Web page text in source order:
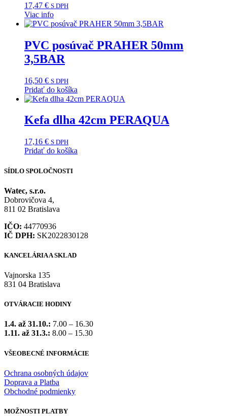
17,47 € S DPH
Viac info
PVC posúvač PRAHER 50mm
3,5BAR
16,50 € S DPH
Pridať do košíka
Kefa dlha 42cm PERAQUA
17,16 € S DPH
Pridať do košíka
SÍDLO SPOLOČNOSTI
Watec, s.r.o.
Dobrovičova 4,
811 02 Bratislava
IČO: 44770936
IČ DPH: SK2022830128
KANCELÁRIA A SKLAD
Vajnorska 135
831 04 Bratislava
OTVÁRACIE HODINY
1.4. až 31.10.: 7.00 – 16.30
1.11. až 31.3.: 8.00 – 15.30
VŠEOBECNÉ INFORMÁCIE
Ochrana osobných údajov
Doprava a Platba
Obchodné podmienky
MOŽNOSTI PLATBY